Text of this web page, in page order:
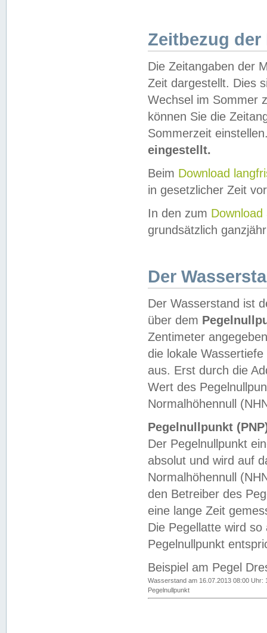
Zeitbezug der
Die Zeitangaben der
Zeit dargestellt. Dies
Wechsel im Sommer
können Sie die
Sommerzeit
eingestellt.
Beim Download
in gesetzlicher Zeit
In den zum Download
grundsätzlich
Der
Der Wasserstand ist
über dem
Zentimeter
die lokale
aus. Erst durch die
Wert des
Normalhöhennull
Pegelnullpunkt
Der Pegelnullpunkt
absolut und wird auf
Normalhöhennull
den Betreiber des
eine lange Zeit
Die Pegellatte wird
Pegelnullpunkt
Beispiel am Pegel
Wasserstand am 16.07.2013 08:00 Uhr:
Pegelnullpunkt